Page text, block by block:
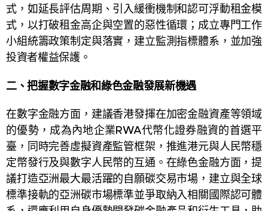
式，如延長評估周期、引入緩衝機制和認可浮動租金模
式，以打破租金高企與空置的惡性循環；成立專門工作
小組統籌政策制定與落實，建立監測指標體系，並加強
投資者權益保護。
二、把握數字金融和綠色金融發展新機遇
在數字金融方面，建議香港發揮在加密金融資產等領域
的優勢，成為內地企業RWA代幣化證券融資的首選平
臺，同時完善虛擬資產監管框架，推進港元與人民幣穩
定幣發行及與數字人民幣的互通。在綠色金融方面，提
議打造亞洲最大最活躍的自願碳交易市場，建立與全球
標準接軌的亞洲碳市場標準並爭取納入相關國際認可體